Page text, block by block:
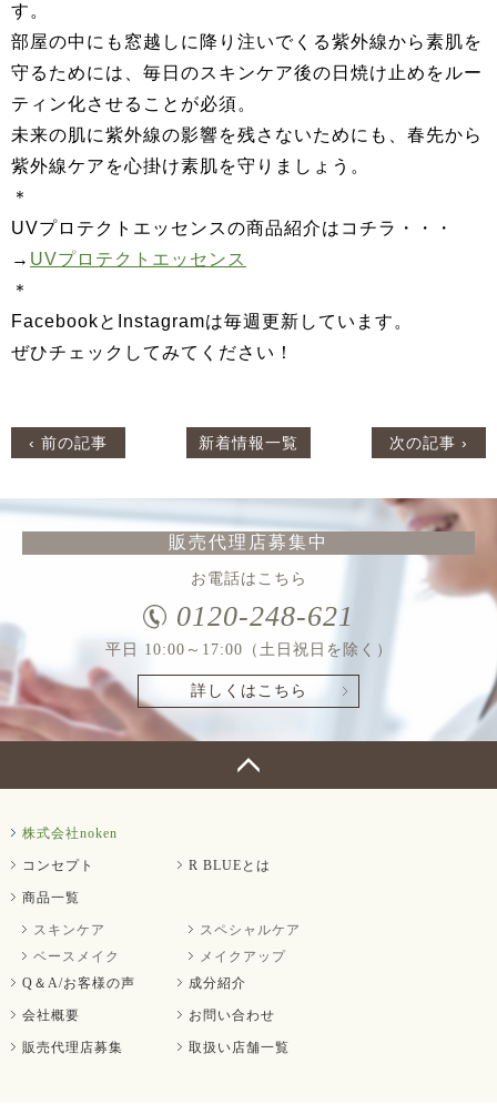
す。
部屋の中にも窓越しに降り注いでくる紫外線から素肌を
守るためには、毎日のスキンケア後の日焼け止めをルー
ティン化させることが必須。
未来の肌に紫外線の影響を残さないためにも、春先から
紫外線ケアを心掛け素肌を守りましょう。
＊
UVプロテクトエッセンスの商品紹介はコチラ・・・
→ UVプロテクトエッセンス
＊
FacebookとInstagramは毎週更新しています。
ぜひチェックしてみてください！
‹ 前の記事 新着情報一覧 次の記事 ›
販売代理店募集中
お電話はこちら
0120-248-621
平日 10:00～17:00（土日祝日を除く）
詳しくはこちら
株式会社noken
コンセプト R BLUEとは
商品一覧
スキンケア
スペシャルケア
ベースメイク
メイクアップ
Q＆A/お客様の声
成分紹介
会社概要 お問い合わせ
販売代理店募集 取扱い店舗一覧